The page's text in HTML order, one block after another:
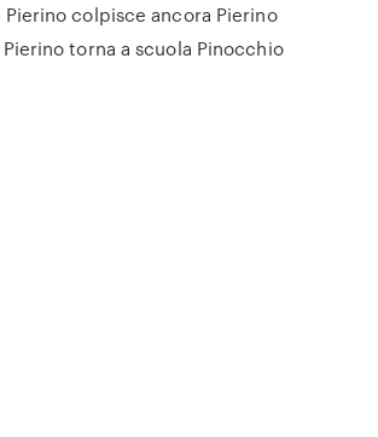
Pierino colpisce ancora Pierino
torna a scuola Pinocchio